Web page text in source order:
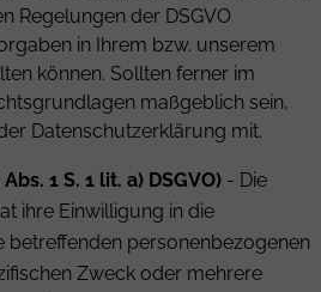
Regelungen der DSGVO
in Ihrem bzw. unserem
können. Sollten ferner im
maßgeblich sein,
Datenschutzerklärung mit.
1 S. 1 lit. a) DSGVO) - Die
ihre Einwilligung in die
betreffenden personenbezogenen
Zweck oder mehrere